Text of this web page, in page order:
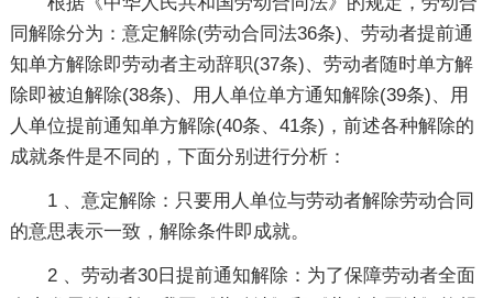
同解除分为：意定解除(劳动合同法36条)、劳动者提前通
知单方解除即劳动者主动辞职(37条)、劳动者随时单方解
除即被迫解除(38条)、用人单位单方通知解除(39条)、用
人单位提前通知单方解除(40条、41条)，前述各种解除的
成就条件是不同的，下面分别进行分析：
1 、意定解除：只要用人单位与劳动者解除劳动合同
的意思表示一致，解除条件即成就。
2 、劳动者30日提前通知解除：为了保障劳动者全面